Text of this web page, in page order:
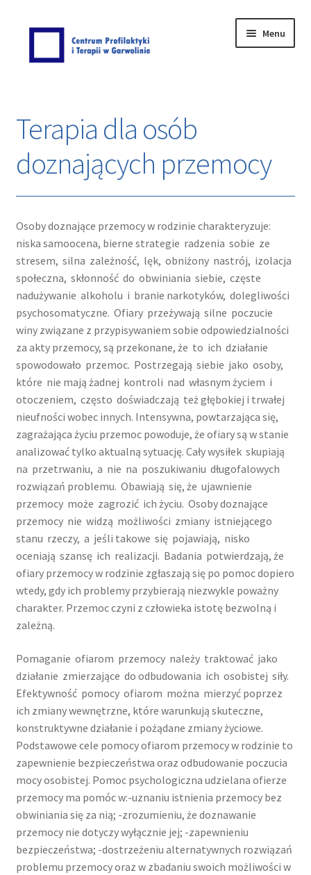
Menu
AKTUALNOŚCI
Bezpłatna oferta dla użytkowników przetworów
konopi oraz ich rodzin – Nie pozwól by trawa Cię
przerosła.
Bezpłatna pomoc terapeutyczna dla osób doznających i
stosujących przemoc domową oraz terapia rodzinna
dla mieszkańców Miasta Garwolina.
COVID-19 – reagujemy
Konferencja Depresja. Otwórz oczy.
Wizyty online i konsultacje telefoniczne
Kontakt
NASZA OFERTA
Konsultacja
Pogłębiona terapia uzależnień
Program CANDIS
Program FreD goes net
Program Wzmacniania Rodziny 10-14
Terapia DDA
Terapia dla osób doznających przemocy
Terapia dla osób stosujących przemoc domową
Terapia dla współuzależnionych
Terapia grupowa
Terapia dla osób
doznających przemocy
Osoby doznające przemocy w rodzinie charakteryzuje:
niska samoocena, bierne strategie radzenia sobie ze
stresem, silna zależność, lęk, obniżony nastrój, izolacja
społeczna, skłonność do obwiniania siebie, częste
nadużywanie alkoholu i branie narkotyków, dolegliwości
psychosomatyczne. Ofiary przeżywają silne poczucie
winy związane z przypisywaniem sobie odpowiedzialności
za akty przemocy, są przekonane, że to ich działanie
spowodowało przemoc. Postrzegają siebie jako osoby,
które nie mają żadnej kontroli nad własnym życiem i
otoczeniem, często doświadczają też głębokiej i trwałej
nieufności wobec innych. Intensywna, powtarzająca się,
zagrażająca życiu przemoc powoduje, że ofiary są w stanie
analizować tylko aktualną sytuację. Cały wysiłek skupiają
na przetrwaniu, a nie na poszukiwaniu długofalowych
rozwiązań problemu. Obawiają się, że ujawnienie
przemocy może zagrozić ich życiu. Osoby doznające
przemocy nie widzą możliwości zmiany istniejącego
stanu rzeczy, a jeśli takowe się pojawiają, nisko
oceniają szansę ich realizacji. Badania potwierdzają, że
ofiary przemocy w rodzinie zgłaszają się po pomoc dopiero
wtedy, gdy ich problemy przybierają niezwykle poważny
charakter. Przemoc czyni z człowieka istotę bezwolną i
zależną.
Pomaganie ofiarom przemocy należy traktować jako
działanie zmierzające do odbudowania ich osobistej siły.
Efektywność pomocy ofiarom można mierzyć poprzez
ich zmiany wewnętrzne, które warunkują skuteczne,
konstruktywne działanie i pożądane zmiany życiowe.
Podstawowe cele pomocy ofiarom przemocy w rodzinie to
zapewnienie bezpieczeństwa oraz odbudowanie poczucia
mocy osobistej. Pomoc psychologiczna udzielana ofierze
przemocy ma pomóc w:-uznaniu istnienia przemocy bez
obwiniania się za nią; -zrozumieniu, że doznawanie
przemocy nie dotyczy wyłącznie jej; -zapewnieniu
bezpieczeństwa; -dostrzeżeniu alternatywnych rozwiązań
problemu przemocy oraz w zbadaniu swoich możliwości w